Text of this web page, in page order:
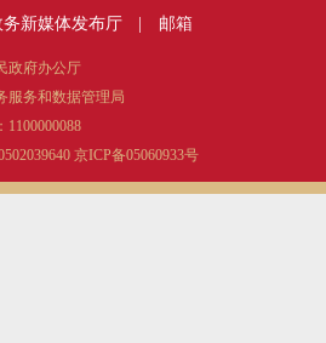
务新媒体发布厅 邮箱
政府办公厅
服务和数据管理局
京ICP备05060933号